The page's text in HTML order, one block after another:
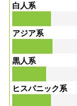
白人系
アジア系
黒人系
ヒスパニック系